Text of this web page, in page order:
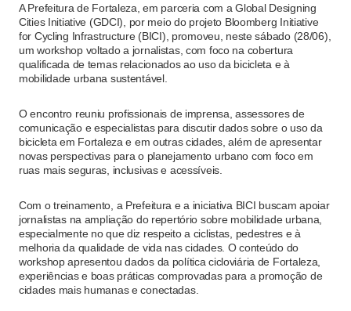
A Prefeitura de Fortaleza, em parceria com a Global Designing
Cities Initiative (GDCI), por meio do projeto Bloomberg Initiative
for Cycling Infrastructure (BICI), promoveu, neste sábado (28/06),
um workshop voltado a jornalistas, com foco na cobertura
qualificada de temas relacionados ao uso da bicicleta e à
mobilidade urbana sustentável.
O encontro reuniu profissionais de imprensa, assessores de
comunicação e especialistas para discutir dados sobre o uso da
bicicleta em Fortaleza e em outras cidades, além de apresentar
novas perspectivas para o planejamento urbano com foco em
ruas mais seguras, inclusivas e acessíveis.
Com o treinamento, a Prefeitura e a iniciativa BICI buscam apoiar
jornalistas na ampliação do repertório sobre mobilidade urbana,
especialmente no que diz respeito a ciclistas, pedestres e à
melhoria da qualidade de vida nas cidades. O conteúdo do
workshop apresentou dados da política cicloviária de Fortaleza,
experiências e boas práticas comprovadas para a promoção de
cidades mais humanas e conectadas.